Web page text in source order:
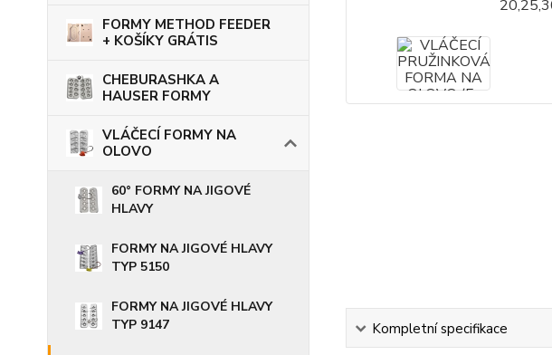
FORMY METHOD FEEDER
+ KOŠÍKY GRÁTIS
CHEBURASHKA A
HAUSER FORMY
VLÁČECÍ FORMY NA
OLOVO
60° FORMY NA JIGOVÉ
HLAVY
FORMY NA JIGOVÉ HLAVY
TYP 5150
FORMY NA JIGOVÉ HLAVY
TYP 9147
Kompletní specifikace